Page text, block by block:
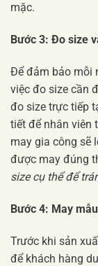
mặc.
Bước 3: Đo size
Để đảm bảo mỗi
việc đo size cần
đo size trực tiếp
tiết để nhân viên
may gia công sẽ
được may đúng
size cụ thể để
Bước 4: May
Trước khi sản
để khách hàng